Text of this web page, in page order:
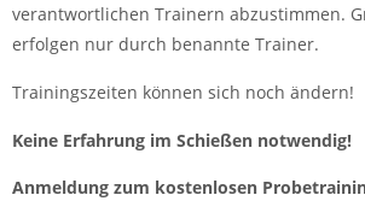
verantwortlichen Trainern abzustimmen.
erfolgen nur durch benannte Trainer.
Trainingszeiten können sich noch ändern!
Keine Erfahrung im Schießen notwendig!
Anmeldung zum kostenlosen